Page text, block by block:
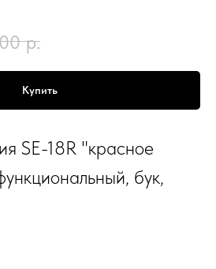
р.
Купить
SE-18R "красное
бук,